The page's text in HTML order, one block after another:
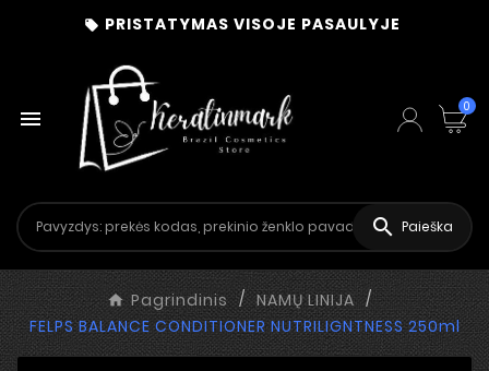
 PRISTATYMAS VISOJE PASAULYJE
 0
 Paieška
Pagrindinis
NAMŲ LINIJA
FELPS BALANCE CONDITIONER NUTRILIGNTNESS 250ml